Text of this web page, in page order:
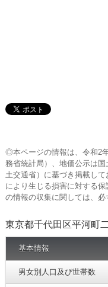
◎本ページの情報は、令和2
務省統計局）、地価公示は
土交通省）に基づき掲載し
により生じる損害に対する
の情報の収集に関しては、必
東京都千代田区平河町
基本情報
男女別人口及び世帯数